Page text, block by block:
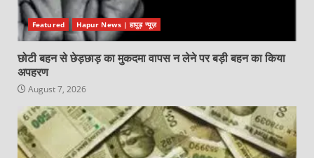
Featured Hapur News | हापुड़ न्यूज़
छोटी बहन से छेड़छाड़ का मुकदमा वापस न लेने पर बड़ी बहन का किया
अपहरण
August 7, 2026